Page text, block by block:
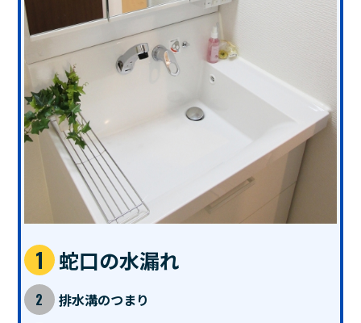
蛇口の水漏れ
排水溝のつまり